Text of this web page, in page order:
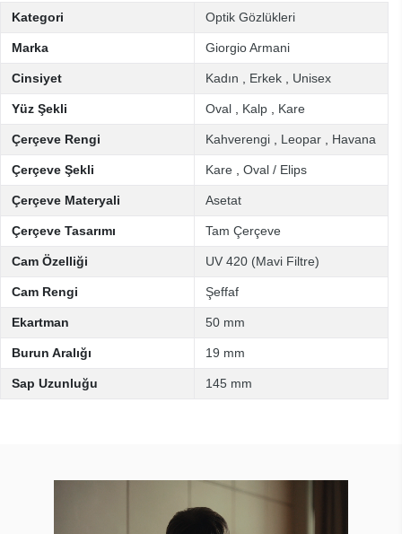
Kategori Optik Gözlükleri
Marka Giorgio Armani
Cinsiyet Kadın Erkek Unisex
Yüz Şekli Oval Kalp Kare
Çerçeve Rengi Kahverengi Leopar Havana
Çerçeve Şekli Kare Oval / Elips
Çerçeve Materyali Asetat
Çerçeve Tasarımı Tam Çerçeve
Cam Özelliği UV 420 (Mavi Filtre)
Cam Rengi Şeffaf
Ekartman 50 mm
Burun Aralığı 19 mm
Sap Uzunluğu 145 mm